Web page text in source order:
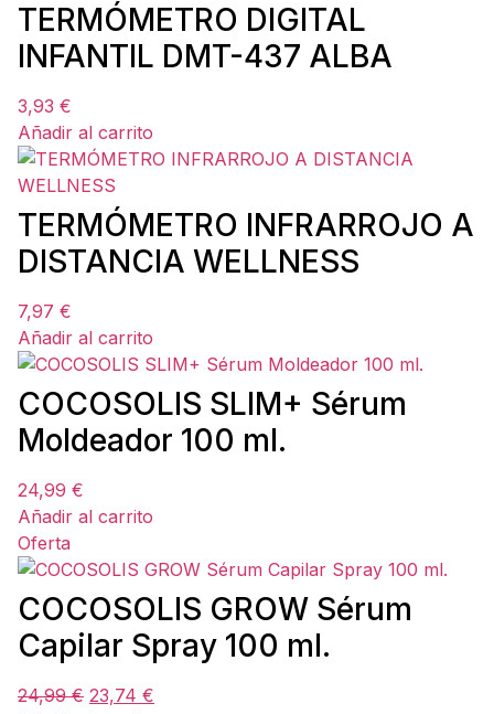
TERMÓMETRO DIGITAL
INFANTIL DMT-437 ALBA
3,93 €
Añadir al carrito
TERMÓMETRO INFRARROJO A
DISTANCIA WELLNESS
7,97 €
Añadir al carrito
COCOSOLIS SLIM+ Sérum
Moldeador 100 ml.
24,99 €
Añadir al carrito
Oferta
COCOSOLIS GROW Sérum
Capilar Spray 100 ml.
24,99€ 23,74 €